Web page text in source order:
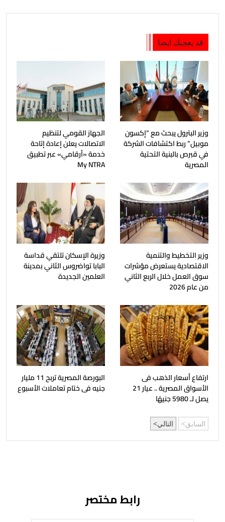
قد يعجبك ايضا
وزير البترول يبحث مع “إكسون
موبيل” ربط اكتشافات الشركة
في قبرص بالبنية التحتية
المصرية
الجهاز القومي لتنظيم
الاتصالات يعلن إعادة إتاحة
خدمة «أرقامي» عبر تطبيق
My NTRA
وزير التخطيط والتنمية
الاقتصادية يستعرض مؤشرات
سوق العمل خلال الربع الثاني
من عام 2026
وزيرة الإسكان تلتقي قداسة
البابا تواضروس الثاني بمدينة
العلمين الجديدة
ارتفاع أسعار الذهب فى
الأسواق المصرية .. عيار 21
يصل لـ 5980 جنيهًا
البورصة المصرية تربح 11 مليار
جنيه فى ختام تعاملات الأسبوع
السابق التالي
رابط مختصر